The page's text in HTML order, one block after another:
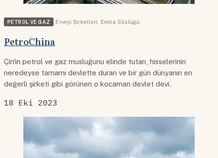
PETROL VE GAZ Enerji Şirketleri Emtia Sözlüğü
PetroChina
Çin'in petrol ve gaz musluğunu elinde tutan, hisselerinin
neredeyse tamamı devlette duran ve bir gün dünyanın en
değerli şirketi gibi görünen o kocaman devlet devi.
18 Eki 2023